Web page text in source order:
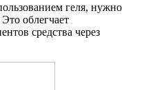
геля, нужно
облегчает
средства через